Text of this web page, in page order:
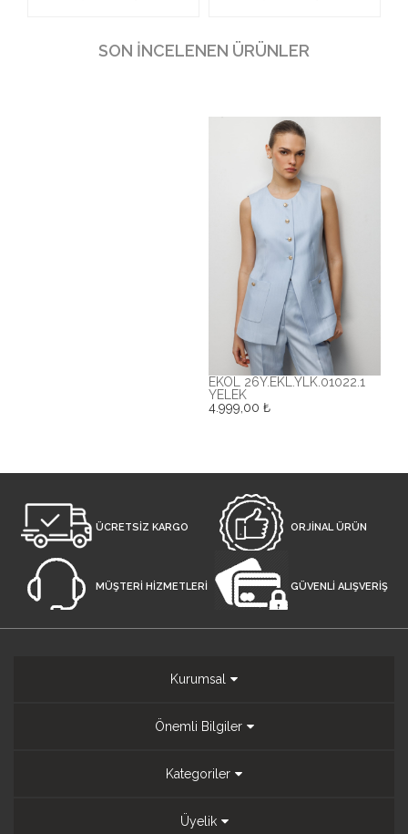
SON İNCELENEN ÜRÜNLER
EKOL 26Y.EKL.YLK.01022.1
YELEK
4.999,00 ₺
ÜCRETSİZ KARGO ORJİNAL ÜRÜN
MÜŞTERİ HİZMETLERİ GÜVENLİ ALIŞVERİŞ
Kurumsal
Önemli Bilgiler
Kategoriler
Üyelik